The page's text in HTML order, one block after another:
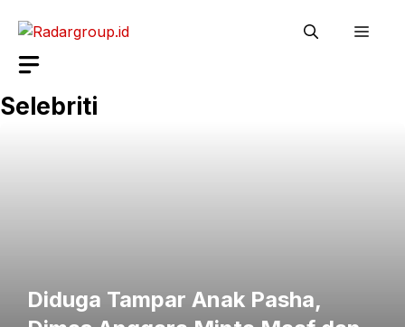
Selebriti
Diduga Tampar Anak Pasha,